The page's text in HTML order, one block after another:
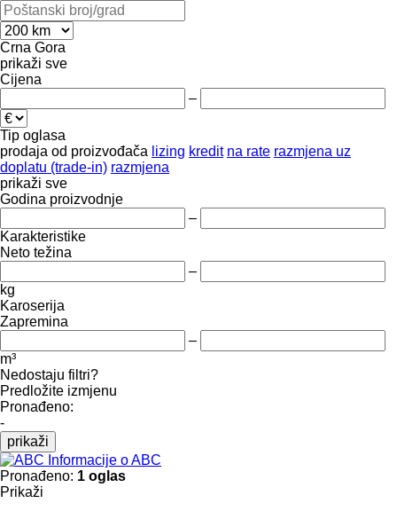
Crna Gora
prikaži sve
Cijena
–
Tip oglasa
prodaja od proizvođača lizing kredit na rate razmjena uz
doplatu (trade-in) razmjena
prikaži sve
Godina proizvodnje
–
Karakteristike
Neto težina
–
kg
Karoserija
Zapremina
–
m³
Nedostaju filtri?
Predložite izmjenu
Pronađeno:
-
prikaži
Informacije o ABC
Pronađeno: 1 oglas
Prikaži